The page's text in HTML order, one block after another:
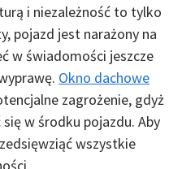
i niezależność to tylko
pojazd jest narażony na
w świadomości jeszcze
Okno dachowe
zagrożenie, gdyż
w środku pojazdu. Aby
wszystkie